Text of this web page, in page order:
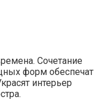
Сочетание
форм обеспечат
интерьер